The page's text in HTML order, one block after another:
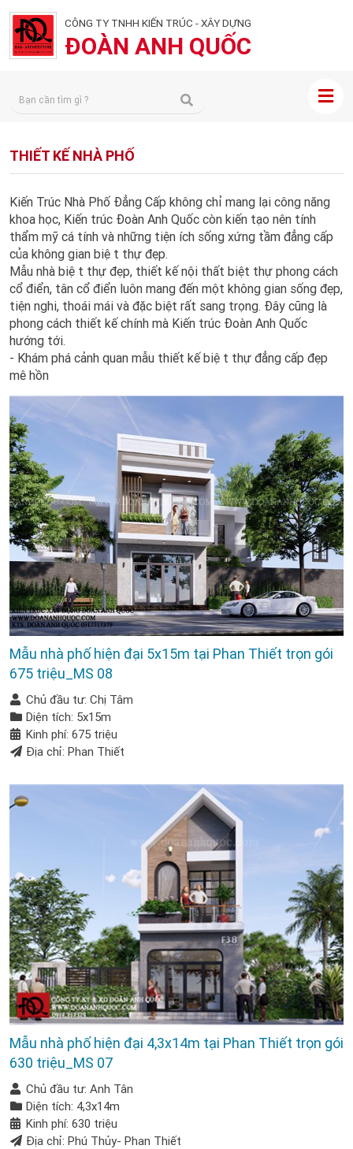
CÔNG TY TNHH KIẾN TRÚC - XÂY DỰNG
ĐOÀN ANH QUỐC
THIẾT KẾ NHÀ PHỐ
Kiến Trúc Nhà Phố Đẳng Cấp không chỉ mang lại công năng
khoa học, Kiến trúc Đoàn Anh Quốc còn kiến tạo nên tính
thẩm mỹ cá tính và những tiện ích sống xứng tầm đẳng cấp​
của không gian biệt thự đẹp.
Mẫu nhà biệt thự đẹp, thiết kế nội thất biệt thự phong cách
cổ điển, tân cổ điển luôn mang đến một không gian sống đẹp,
tiện nghi, thoái mái và đặc biệt rất sang trọng. Đây cũng là
phong cách thiết kế chính mà Kiến trúc Đoàn Anh Quốc
hướng tới.
- Khám phá cảnh quan mẫu thiết kế biệt thự đẳng cấp đẹp
mê hồn
Mẫu nhà phố hiện đại 5x15m tại Phan Thiết trọn gói
675 triệu_MS 08
Chủ đầu tư: Chị Tâm
Diện tích: 5x15m
Kinh phí: 675 triệu
Địa chỉ: Phan Thiết
Mẫu nhà phố hiện đại 4,3x14m tại Phan Thiết trọn gói
630 triệu_MS 07
Chủ đầu tư: Anh Tân
Diện tích: 4,3x14m
Kinh phí: 630 triệu
Địa chỉ: Phú Thủy- Phan Thiết